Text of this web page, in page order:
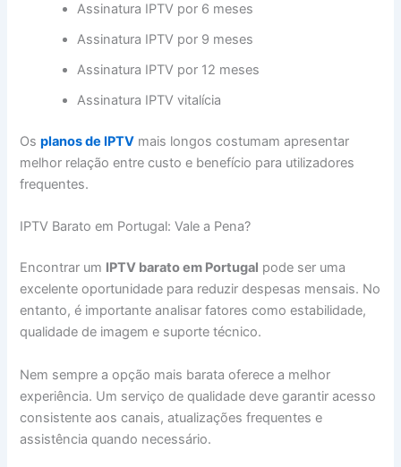
Assinatura IPTV por 6 meses
Assinatura IPTV por 9 meses
Assinatura IPTV por 12 meses
Assinatura IPTV vitalícia
Osplanos de IPTV mais longos costumam apresentar
melhor relação entre custo e benefício para utilizadores
frequentes.
IPTV Barato em Portugal: Vale a Pena?
Encontrar um IPTV barato em Portugal pode ser uma
excelente oportunidade para reduzir despesas mensais. No
entanto, é importante analisar fatores como estabilidade,
qualidade de imagem e suporte técnico.
Nem sempre a opção mais barata oferece a melhor
experiência. Um serviço de qualidade deve garantir acesso
consistente aos canais, atualizações frequentes e
assistência quando necessário.